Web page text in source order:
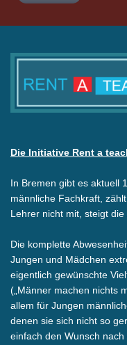
Die Initiative Rent a
In Bremen gibt es aktuell
männliche Fachkraft,
Lehrer nicht mit, steigt
Die komplette
Jungen und Mädchen
eigentlich gewünschte
(„Männer machen nichts
allem für Jungen
denen sie sich nicht so
einfach den Wunsch